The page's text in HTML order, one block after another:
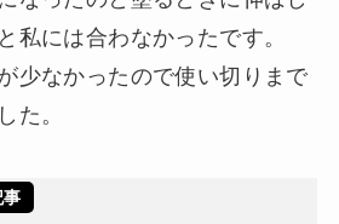
私には合わなかったです。
少なかったので使い切りまで
た。